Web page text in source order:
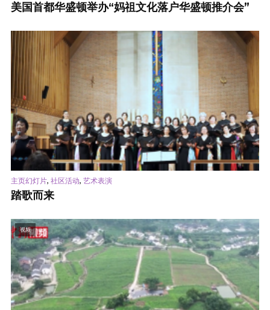
美国首都华盛顿举办“妈祖文化落户华盛顿推介会”
主页幻灯片, 社区活动, 艺术表演
踏歌而来
视频